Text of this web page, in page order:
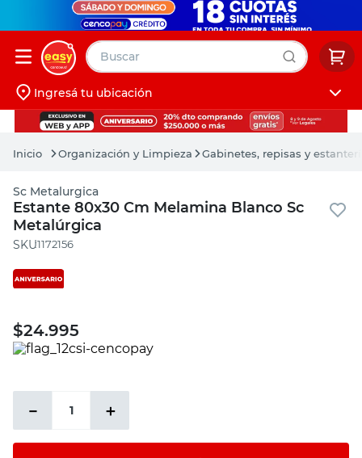
Buscar
Iniciá sesión
Ingresá tu ubicación
Organización y Limpieza Gabinetes, repisas y
Sc Metalurgica
Estante 80x30 Cm Melamina Blanco Sc
Metalúrgica
:1172156
$24.995
＋
－
muebles
pintura
escritorio
puertas
placard